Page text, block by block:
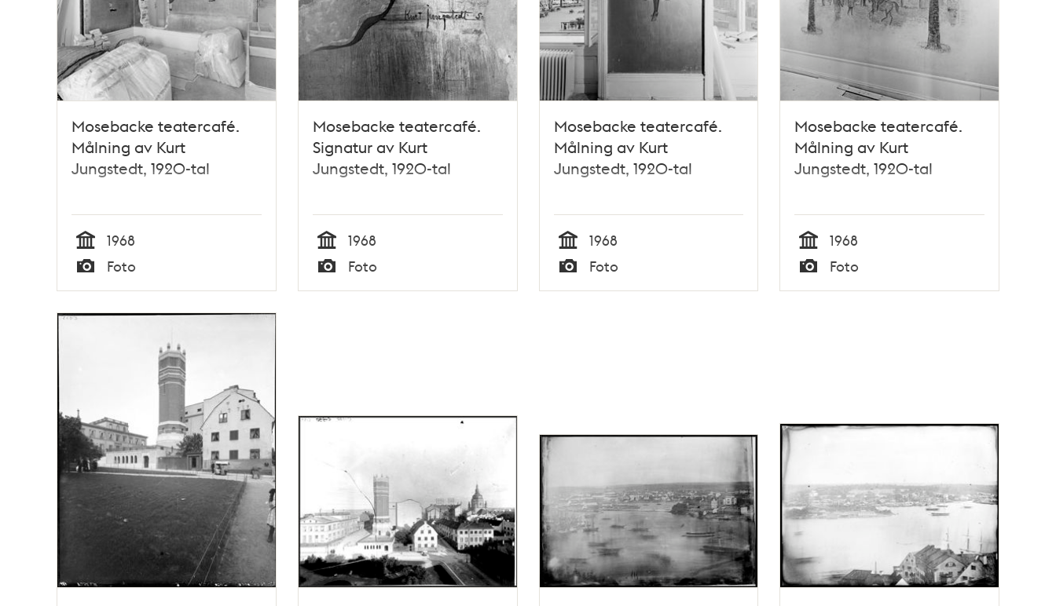
Mosebacke teatercafé.
Målning av Kurt
Jungstedt, 1920-tal
Tid
1968
Typ
Foto
Mosebacke teatercafé.
Signatur av Kurt
Jungstedt, 1920-tal
Tid
1968
Typ
Foto
Mosebacke teatercafé.
Målning av Kurt
Jungstedt, 1920-tal
Tid
1968
Typ
Foto
Mosebacke teatercafé.
Målning av Kurt
Jungstedt, 1920-tal
Tid
1968
Typ
Foto